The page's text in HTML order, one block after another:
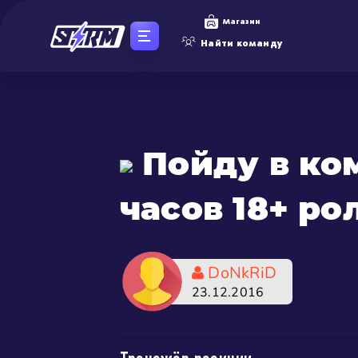
Магазин
Найти команду
Пойду в
часов 18+
DoNkRiD
23.12.2016